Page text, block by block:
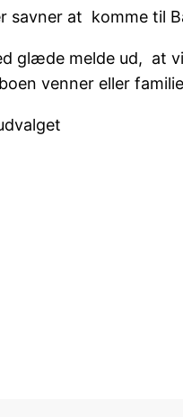
savner at komme til
glæde melde ud, at
venner eller